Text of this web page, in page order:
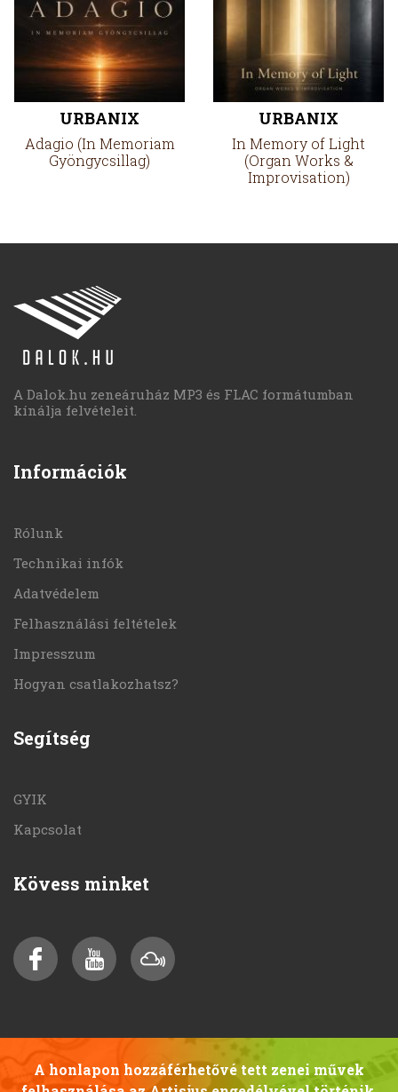
URBANIX
Adagio (In Memoriam
Gyöngycsillag)
URBANIX
In Memory of Light
(Organ Works &
Improvisation)
A Dalok.hu zeneáruház MP3 és FLAC formátumban
kínálja felvételeit.
Információk
Rólunk
Technikai infók
Adatvédelem
Felhasználási feltételek
Impresszum
Hogyan csatlakozhatsz?
Segítség
GYIK
Kapcsolat
Kövess minket
A honlapon hozzáférhetővé tett zenei művek